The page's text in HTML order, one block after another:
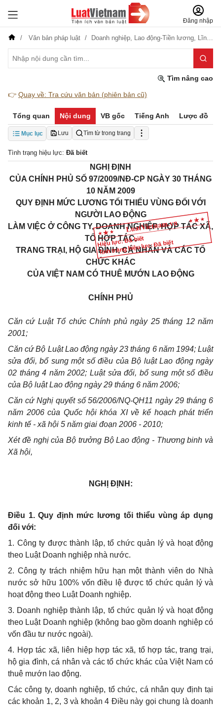
Đăng nhập
Văn bản pháp luật Doanh nghiệp, Lao động-Tiền lương, Lĩnh vực khác
Tìm nâng cao
👉 Quay về: Tra cứu văn bản (phiên bản cũ)
Tổng quan Nội dung VB gốc Tiếng Anh Lược đồ
Mục lục Lưu Tìm từ trong trang
Tình trạng hiệu lực: Đã biết
Hiệu lực: Đã biết
Tình trạng hiệu lực: Đã biết
NGHỊ ĐỊNH
CỦA CHÍNH PHỦ SỐ 97/2009/NĐ-CP NGÀY 30 THÁNG
10 NĂM 2009
QUY ĐỊNH MỨC LƯƠNG TỐI THIỂU VÙNG ĐỐI VỚI
NGƯỜI LAO ĐỘNG
LÀM VIỆC Ở CÔNG TY, DOANH NGHIỆP, HỢP TÁC XÃ,
TỔ HỢP TÁC,
TRANG TRẠI, HỘ GIA ĐÌNH, CÁ NHÂN VÀ CÁC TỔ
CHỨC KHÁC
CỦA VIỆT NAM CÓ THUÊ MƯỚN LAO ĐỘNG
CHÍNH PHỦ
Căn cứ Luật Tổ chức Chính phủ ngày 25 tháng 12 năm
2001;
Căn cứ Bộ Luật Lao động ngày 23 tháng 6 năm 1994; Luật
sửa đổi, bổ sung một số điều của Bộ luật Lao động ngày
02 tháng 4 năm 2002; Luật sửa đổi, bổ sung một số điều
của Bộ luật Lao động ngày 29 tháng 6 năm 2006;
Căn cứ Nghị quyết số 56/2006/NQ-QH11 ngày 29 tháng 6
năm 2006 của Quốc hội khóa XI về kế hoạch phát triển
kinh tế - xã hội 5 năm giai đoạn 2006 - 2010;
Xét đề nghị của Bộ trưởng Bộ Lao động - Thương binh và
Xã hội,
NGHỊ ĐỊNH:
Điều 1. Quy định mức lương tối thiểu vùng áp dụng
đối với:
1. Công ty được thành lập, tổ chức quản lý và hoạt động
theo Luật Doanh nghiệp nhà nước.
2. Công ty trách nhiệm hữu hạn một thành viên do Nhà
nước sở hữu 100% vốn điều lệ được tổ chức quản lý và
hoạt động theo Luật Doanh nghiệp.
3. Doanh nghiệp thành lập, tổ chức quản lý và hoạt động
theo Luật Doanh nghiệp (không bao gồm doanh nghiệp có
vốn đầu tư nước ngoài).
4. Hợp tác xã, liên hiệp hợp tác xã, tổ hợp tác, trang trại,
hộ gia đình, cá nhân và các tổ chức khác của Việt Nam có
thuê mướn lao động.
Các công ty, doanh nghiệp, tổ chức, cá nhân quy định tại
các khoản 1, 2, 3 và khoản 4 Điều này gọi chung là doanh